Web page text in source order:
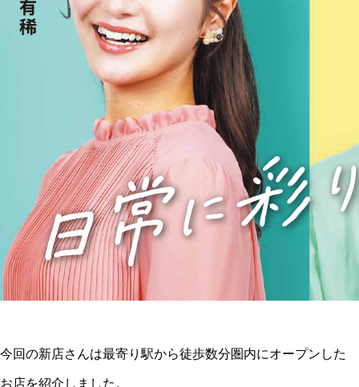
今回の新店さんは最寄り駅から徒歩数分圏内にオープンした
お店を紹介しました。